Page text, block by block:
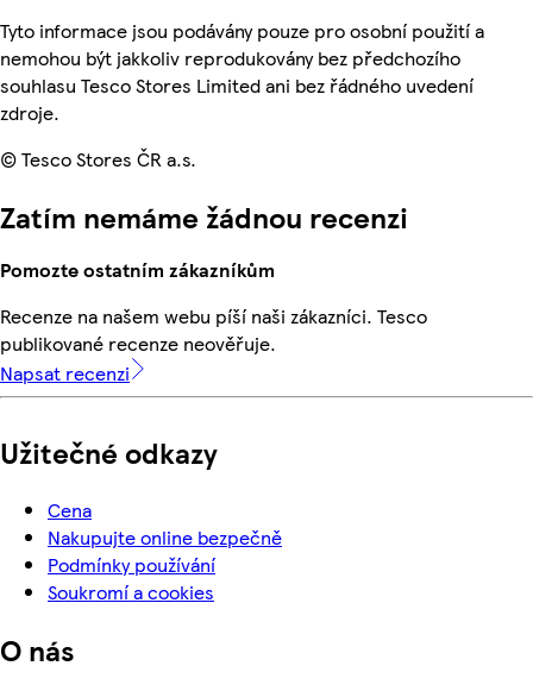
Tyto informace jsou podávány pouze pro osobní použití a
nemohou být jakkoliv reprodukovány bez předchozího
souhlasu Tesco Stores Limited ani bez řádného uvedení
zdroje.
© Tesco Stores ČR a.s.
Zatím nemáme žádnou recenzi
Pomozte ostatním zákazníkům
Recenze na našem webu píší naši zákazníci. Tesco
publikované recenze neověřuje.
Napsat recenzi
Užitečné odkazy
Cena
Nakupujte online bezpečně
Podmínky používání
Soukromí a cookies
O nás